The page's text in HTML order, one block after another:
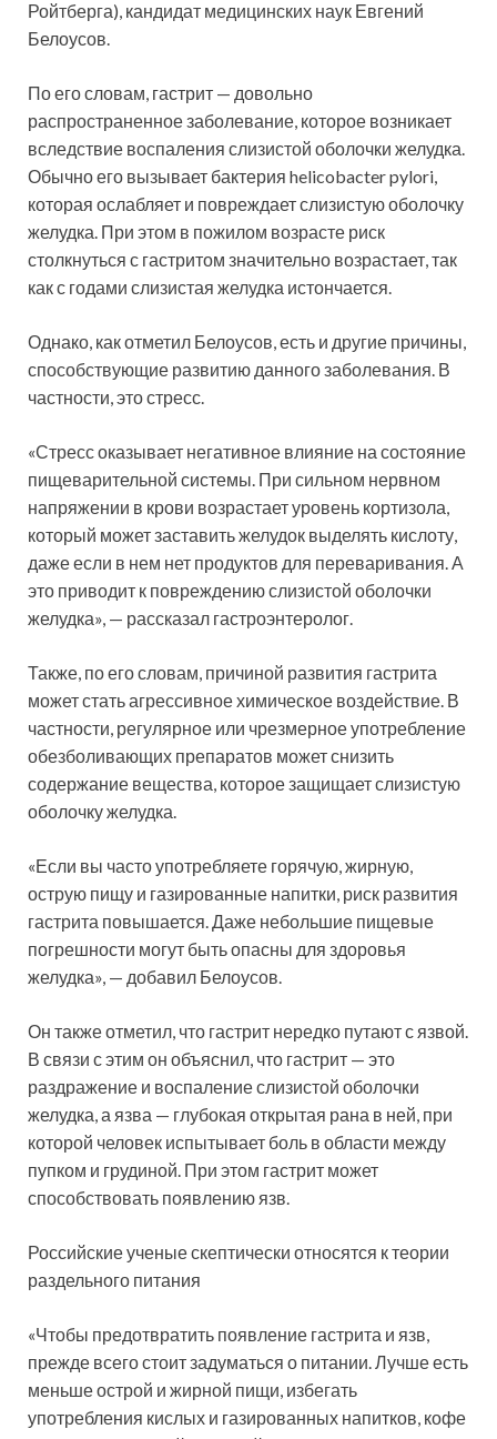
Ройтберга), кандидат медицинских наук Евгений
Белоусов.
По его словам, гастрит — довольно
распространенное заболевание, которое возникает
вследствие воспаления слизистой оболочки желудка.
Обычно его вызывает бактерия helicobacter pylori,
которая ослабляет и повреждает слизистую оболочку
желудка. При этом в пожилом возрасте риск
столкнуться с гастритом значительно возрастает, так
как с годами слизистая желудка истончается.
Однако, как отметил Белоусов, есть и другие причины,
способствующие развитию данного заболевания. В
частности, это стресс.
«Стресс оказывает негативное влияние на состояние
пищеварительной системы. При сильном нервном
напряжении в крови возрастает уровень кортизола,
который может заставить желудок выделять кислоту,
даже если в нем нет продуктов для переваривания. А
это приводит к повреждению слизистой оболочки
желудка», — рассказал гастроэнтеролог.
Также, по его словам, причиной развития гастрита
может стать агрессивное химическое воздействие. В
частности, регулярное или чрезмерное употребление
обезболивающих препаратов может снизить
содержание вещества, которое защищает слизистую
оболочку желудка.
«Если вы часто употребляете горячую, жирную,
острую пищу и газированные напитки, риск развития
гастрита повышается. Даже небольшие пищевые
погрешности могут быть опасны для здоровья
желудка», — добавил Белоусов.
Он также отметил, что гастрит нередко путают с язвой.
В связи с этим он объяснил, что гастрит — это
раздражение и воспаление слизистой оболочки
желудка, а язва — глубокая открытая рана в ней, при
которой человек испытывает боль в области между
пупком и грудиной. При этом гастрит может
способствовать появлению язв.
Российские ученые скептически относятся к теории
раздельного питания
«Чтобы предотвратить появление гастрита и язв,
прежде всего стоит задуматься о питании. Лучше есть
меньше острой и жирной пищи, избегать
употребления кислых и газированных напитков, кофе